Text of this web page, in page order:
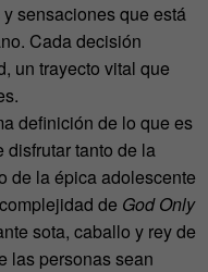
sensaciones que está
Cada decisión
un trayecto vital que
definición de lo que es
disfrutar tanto de la
de la épica adolescente
de God Only
sota, caballo y rey de
las personas sean